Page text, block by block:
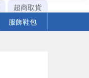
超商取貨
服飾鞋包